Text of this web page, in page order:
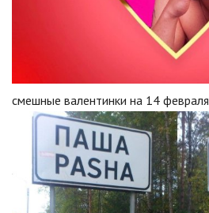
смешные валентинки на 14 февраля